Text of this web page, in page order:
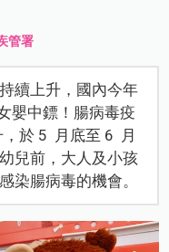
管署
續上升，國內今年
嬰中鏢！腸病毒疫
於 5 月底至 6 月
兒前，大人及小孩
染腸病毒的機會。